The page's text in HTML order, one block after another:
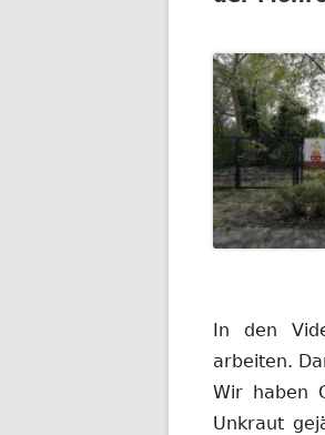
In den
arbeiten.
Wir haben
Unkraut